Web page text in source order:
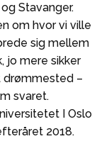
Stavanger.
om hvor vi ville
sig mellem
jo mere sikker
drømmested –
svaret.
I Oslo
2018.